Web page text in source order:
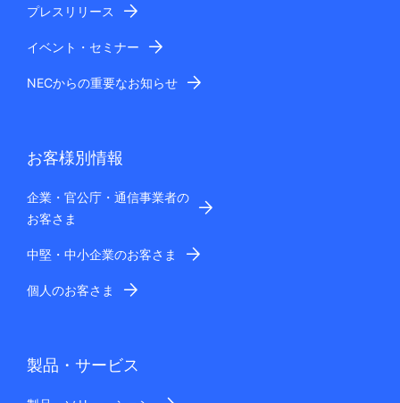
プレスリリース
イベント・セミナー
NECからの重要なお知らせ
お客様別情報
企業・官公庁・通信事業者の
お客さま
中堅・中小企業のお客さま
個人のお客さま
製品・サービス